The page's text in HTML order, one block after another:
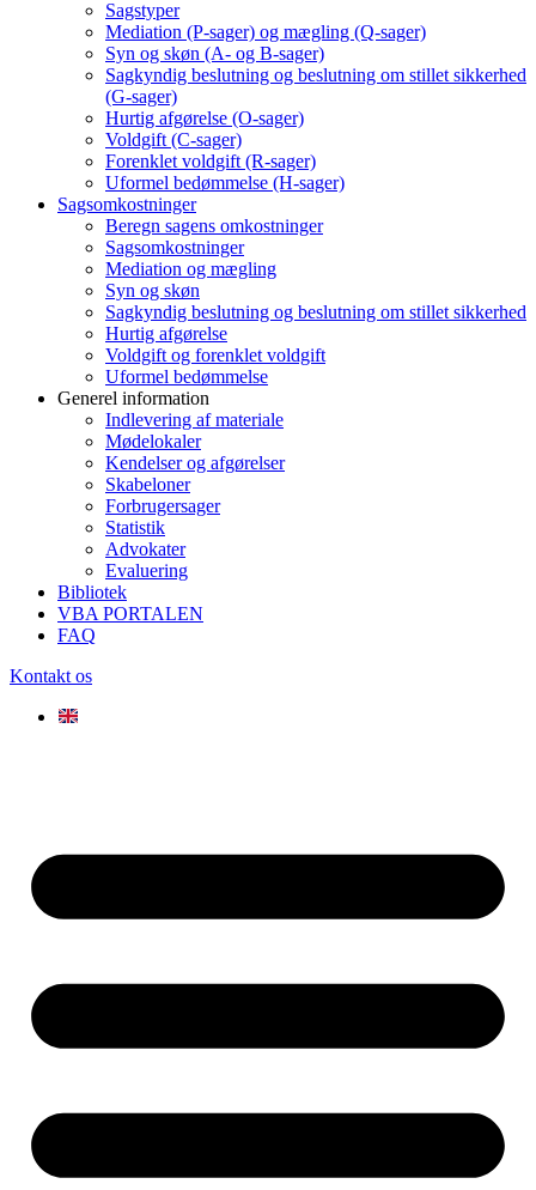
Sagstyper
Mediation (P-sager) og mægling (Q-sager)
Syn og skøn (A- og B-sager)
Sagkyndig beslutning og beslutning om stillet sikkerhed
(G-sager)
Hurtig afgørelse (O-sager)
Voldgift (C-sager)
Forenklet voldgift (R-sager)
Uformel bedømmelse (H-sager)
Sagsomkostninger
Beregn sagens omkostninger
Sagsomkostninger
Mediation og mægling
Syn og skøn
Sagkyndig beslutning og beslutning om stillet sikkerhed
Hurtig afgørelse
Voldgift og forenklet voldgift
Uformel bedømmelse
Generel information
Indlevering af materiale
Mødelokaler
Kendelser og afgørelser
Skabeloner
Forbrugersager
Statistik
Advokater
Evaluering
Bibliotek
VBA PORTALEN
FAQ
Kontakt os